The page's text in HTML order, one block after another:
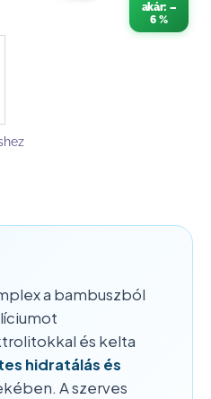
a bambuszból
és kelta
hidratálás és
A szerves
akár: –
6 %